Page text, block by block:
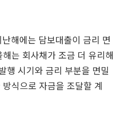
해에는 담보대출이 금리 면
는 회사채가 조금 더 유리해
행 시기와 금리 부분을 면밀
식으로 자금을 조달할 계